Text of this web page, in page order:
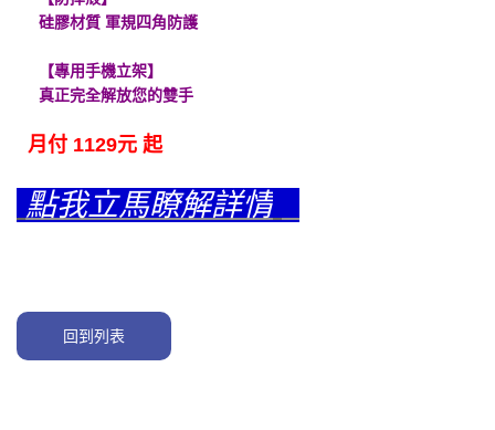
硅膠材質 軍規四角防護
【專用手機立架】
真正完全解放您的雙手
月付 1129元 起
點我立馬瞭解詳情
回到列表